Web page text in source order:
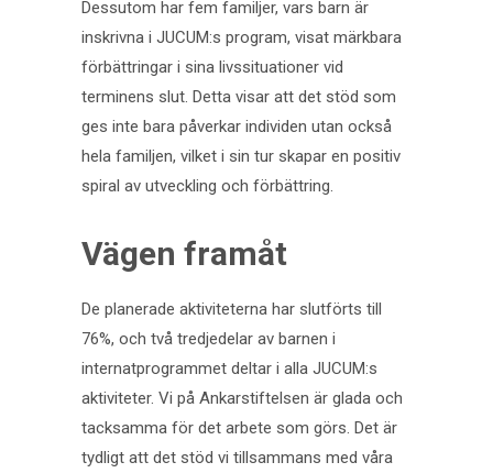
Dessutom har fem familjer, vars barn är
inskrivna i JUCUM:s program, visat märkbara
förbättringar i sina livssituationer vid
terminens slut. Detta visar att det stöd som
ges inte bara påverkar individen utan också
hela familjen, vilket i sin tur skapar en positiv
spiral av utveckling och förbättring.
Vägen framåt
De planerade aktiviteterna har slutförts till
76%, och två tredjedelar av barnen i
internatprogrammet deltar i alla JUCUM:s
aktiviteter. Vi på Ankarstiftelsen är glada och
tacksamma för det arbete som görs. Det är
tydligt att det stöd vi tillsammans med våra